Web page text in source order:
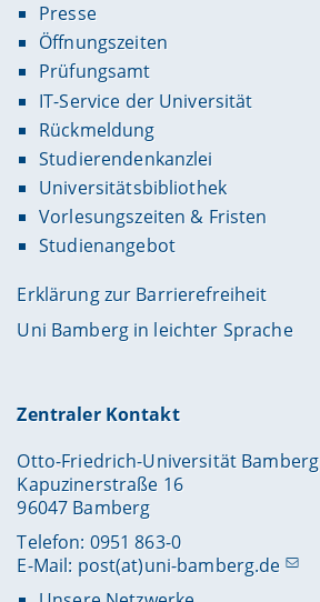
Presse
Öffnungszeiten
Prüfungsamt
IT-Service der Universität
Rückmeldung
Studierendenkanzlei
Universitätsbibliothek
Vorlesungszeiten & Fristen
Studienangebot
Erklärung zur Barrierefreiheit
Uni Bamberg in leichter Sprache
Zentraler Kontakt
Otto-Friedrich-Universität Bamberg
Kapuzinerstraße 16
96047 Bamberg
Telefon: 0951 863-0
E-Mail: post(at)uni-bamberg.de